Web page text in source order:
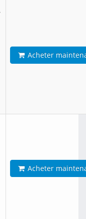
Acheter
Acheter